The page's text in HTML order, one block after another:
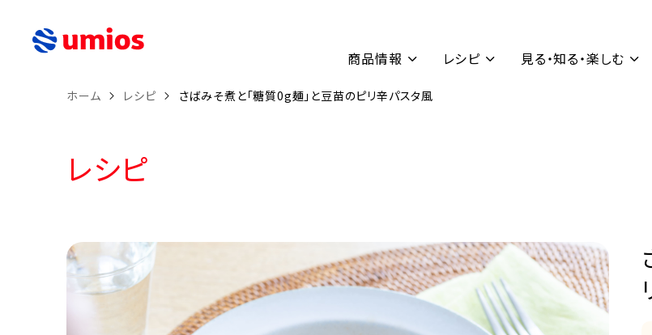
商品情報 レシピ 見る・知る・楽しむ
ホーム レシピ さばみそ煮と「糖質0g麺」と豆苗のピリ辛パスタ風
レシピ